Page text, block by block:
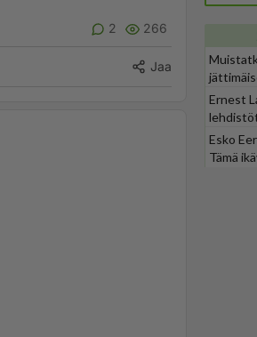
2 266
Jaa
Ernest
Esko
Tämä